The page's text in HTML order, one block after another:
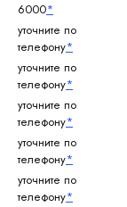
6000*
уточните по
телефону*
уточните по
телефону*
уточните по
телефону*
уточните по
телефону*
уточните по
телефону*